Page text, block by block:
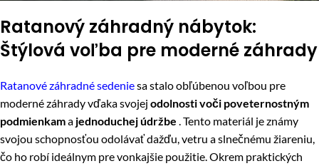
Ratanový záhradný nábytok:
Štýlová voľba pre moderné záhrady
Ratanové záhradné sedeniesa stalo obľúbenou voľbou pre
moderné záhrady vďaka svojej odolnosti voči poveternostným
podmienkama jednoduchej údržbe . Tento materiál je známy
svojou schopnosťou odolávať dažďu, vetru a slnečnému žiareniu,
čo ho robí ideálnym pre vonkajšie použitie. Okrem praktických